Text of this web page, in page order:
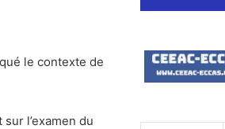
le contexte de
l’examen du